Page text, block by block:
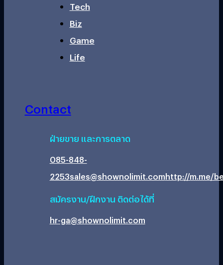
Tech
Biz
Game
Life
Contact
ฝ่ายขาย และการตลาด
085-848-
2253sales@shownolimit.comhttp://m.me/
สมัครงาน/ฝึกงาน ติดต่อได้ที่
hr-ga@shownolimit.com